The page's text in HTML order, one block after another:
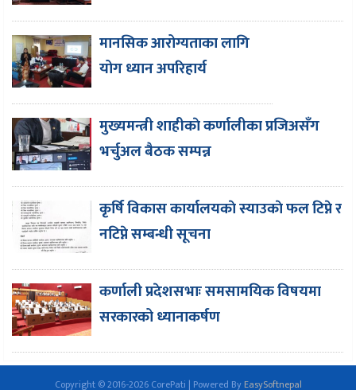
मानसिक आरोग्यताका लागि
योग ध्यान अपरिहार्य
मुख्यमन्त्री शाहीकाे कर्णालीका प्रजिअसँग
भर्चुअल बैठक सम्पन्न
कृर्षि विकास कार्यालयकाे स्याउकाे फल टिप्ने र
नटिप्ने सम्बन्धी सूचना
कर्णाली प्रदेशसभाः समसामयिक विषयमा
सरकारको ध्यानाकर्षण
Copyright © 2016-2026 CorePati | Powered By EasySoftnepal